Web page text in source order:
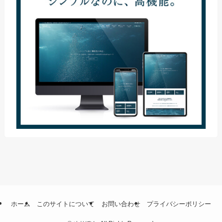
ホーム このサイトについて お問い合わせ プライバシーポリシー